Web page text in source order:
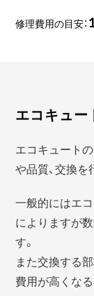
修理費用の目安：
エコキュー
エコキュート
や品質、交換
一般的にはエ
によりますが
す。
また交換する
費用が高くな